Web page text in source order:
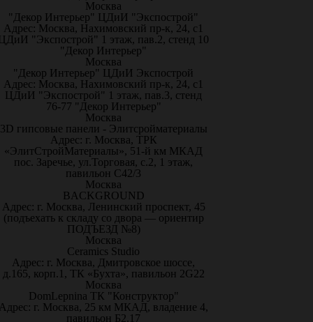
Москва
"Декор Интерьер" ЦДиИ "Экспострой"
Адрес: Москва, Нахимовский пр-к, 24, с1
"Экспострой" 1 этаж, пав.2, стенд 10
"Декор Интерьер"
Москва
"Декор Интерьер" ЦДиИ Экспострой
Адрес: Москва, Нахимовский пр-к, 24, с1
ЦДиИ "Экспострой" 1 этаж, пав.3, стенд
76-77 "Декор Интерьер"
Москва
3D гипсовые панели - Элитсройматериалы
Адрес: г. Москва, ТРК
«ЭлитСтройМатериалы», 51-й км МКАД
пос. Заречье, ул.Торговая, с.2, 1 этаж,
павильон С42/3
Москва
BACKGROUND
Адрес: г. Москва, Ленинский проспект, 45
(подъехать к складу со двора — ориентир
ПОДЪЕЗД №8)
Москва
Ceramics Studio
Адрес: г. Москва, Дмитровское шоссе,
д.165, корп.1, ТК «Бухта», павильон 2G22
Москва
DomLepnina ТК "Конструктор"
г. Москва, 25 км МКАД, владение 4,
павильон Б2.17